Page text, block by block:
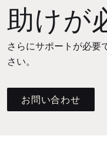
助けが
さらにサポートが必要
さい。
お問い合わせ